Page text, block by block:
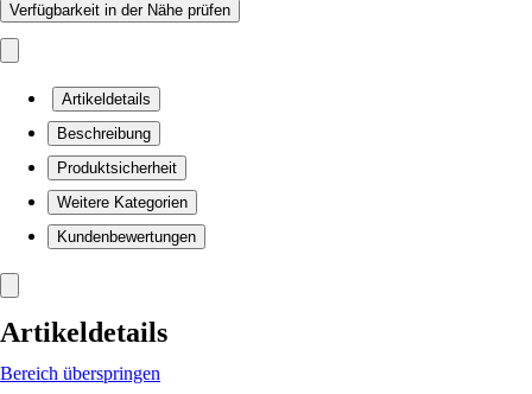
Verfügbarkeit in der Nähe prüfen
Artikeldetails
Beschreibung
Produktsicherheit
Weitere Kategorien
Kundenbewertungen
Artikeldetails
Bereich überspringen